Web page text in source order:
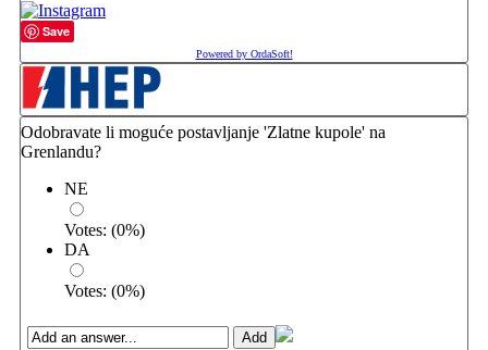
Save
Powered by OrdaSoft!
Odobravate li moguće postavljanje 'Zlatne kupole' na
Grenlandu?
NE
Votes: (0%)
DA
Votes: (0%)